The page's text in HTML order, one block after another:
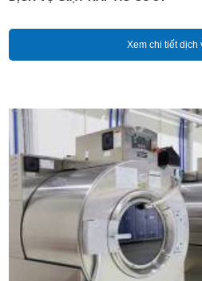
Xem chi tiết dịch